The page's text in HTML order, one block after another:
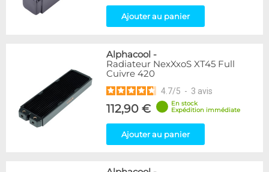
Ajouter au panier
Alphacool -
Radiateur NexXxoS XT45 Full
Cuivre 420
4.7/5 - 3 avis
112,90 €
En stock
Expédition immédiate
Ajouter au panier